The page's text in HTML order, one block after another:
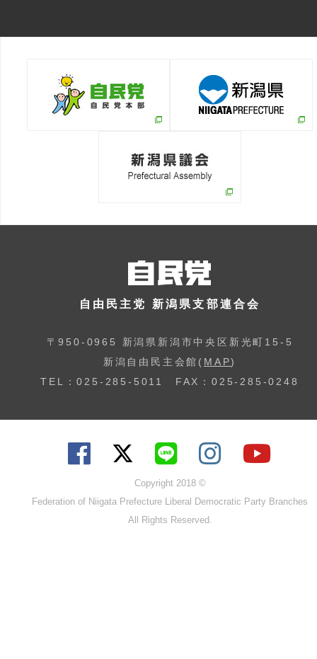
自由民主党 新潟県支部連合会
〒950-0965 新潟県新潟市中央区新光町15-5
新潟自由民主会館( MAP)
TEL：025-285-5011 FAX：025-285-0248
Copyright 2018 ©
Federation of Niigata Prefecture Liberal Democratic Party Branches
All Rights Reserved.